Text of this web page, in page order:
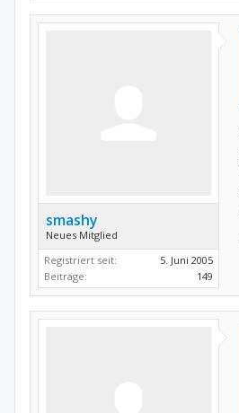
smashy
Neues Mitglied
Registriert seit:
5. Juni 2005
Beiträge:
149